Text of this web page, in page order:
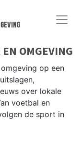
OMGEVING
op een
over lokale
voetbal en
de sport in